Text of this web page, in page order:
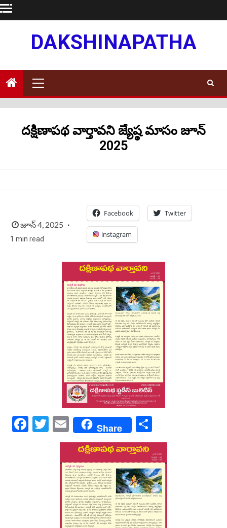
Skip
to
DAKSHINAPATHA
Menu
దక్షిణాపథ వార్తావని జ్యేష్ఠ మాసం జూన్
2025
జూన్ 4, 2025
1 min read
Facebook Twitter
instagram
Facebook
Twitter
EmailShare